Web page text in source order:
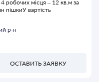
робочих місця – 12 кв.м за
пішкиУ вартість
р-н
ОСТАВИТЬ ЗАЯВКУ